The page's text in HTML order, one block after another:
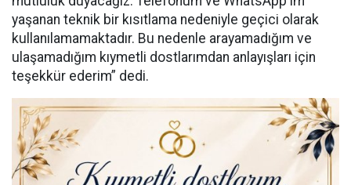
yaşanan teknik bir kısıtlama nedeniyle geçici olarak
kullanılamamaktadır. Bu nedenle arayamadığım ve
ulaşamadığım kıymetli dostlarımdan anlayışları için
teşekkür ederim” dedi.